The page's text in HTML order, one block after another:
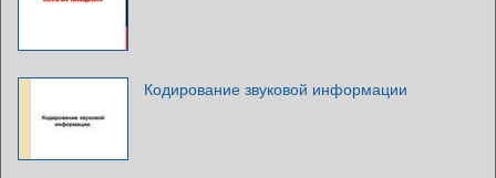
Кодирование звуковой информации